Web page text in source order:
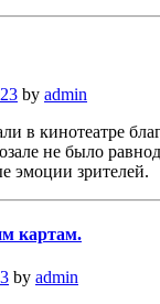
by admin
кинотеатре
не было
эмоции зрителей.
картам.
by admin